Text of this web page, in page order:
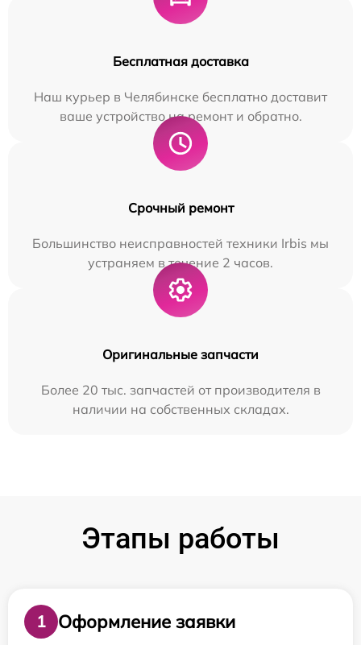
Бесплатная доставка
Наш курьер в Челябинске бесплатно доставит
ваше устройство на ремонт и обратно.
Срочный ремонт
Большинство неисправностей техники Irbis мы
устраняем в течение 2 часов.
Оригинальные запчасти
Более 20 тыс. запчастей от производителя в
наличии на собственных складах.
Этапы работы
1
Оформление заявки